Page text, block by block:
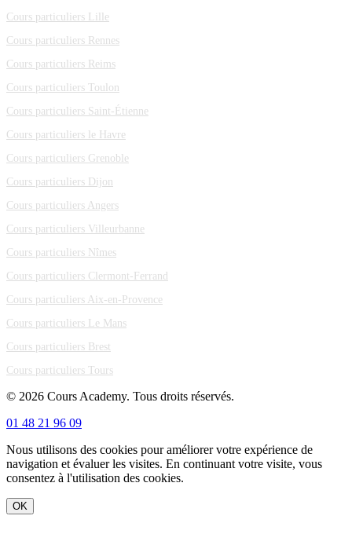
Cours particuliers Lille
Cours particuliers Rennes
Cours particuliers Reims
Cours particuliers Toulon
Cours particuliers Saint-Étienne
Cours particuliers le Havre
Cours particuliers Grenoble
Cours particuliers Dijon
Cours particuliers Angers
Cours particuliers Villeurbanne
Cours particuliers Nîmes
Cours particuliers Clermont-Ferrand
Cours particuliers Aix-en-Provence
Cours particuliers Le Mans
Cours particuliers Brest
Cours particuliers Tours
© 2026 Cours Academy. Tous droits réservés.
01 48 21 96 09
Nous utilisons des cookies pour améliorer votre expérience de
navigation et évaluer les visites. En continuant votre visite, vous
consentez à l'utilisation des cookies.
OK